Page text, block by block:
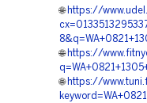
🌐 https://
🌐 https://
🌐 https://